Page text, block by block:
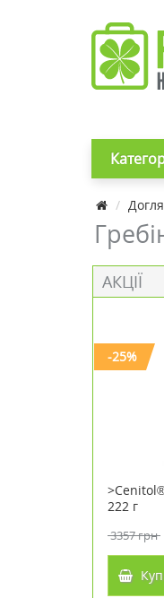
АКЦІЇ
-25%
222 г
3357 грн